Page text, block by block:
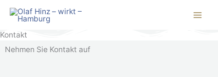
Zum
Inhalt
springen
Kontakt
Nehmen Sie Kontakt auf